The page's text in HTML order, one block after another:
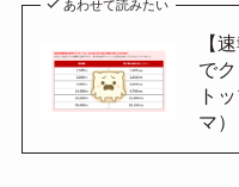
あわせて読みたい
【
で
ト
マ）